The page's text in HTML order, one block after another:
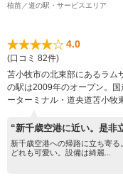
植苗／道の駅・サービスエリア
4.0
(口コミ 82件)
苫小牧市の北東部にあるラム
の駅は2009年のオープン。
ーターミナル・道央道苫小牧
“新千歳空港に近い。是非
新千歳空港への帰路に立ち寄
どれも可愛い。設備は綺麗...